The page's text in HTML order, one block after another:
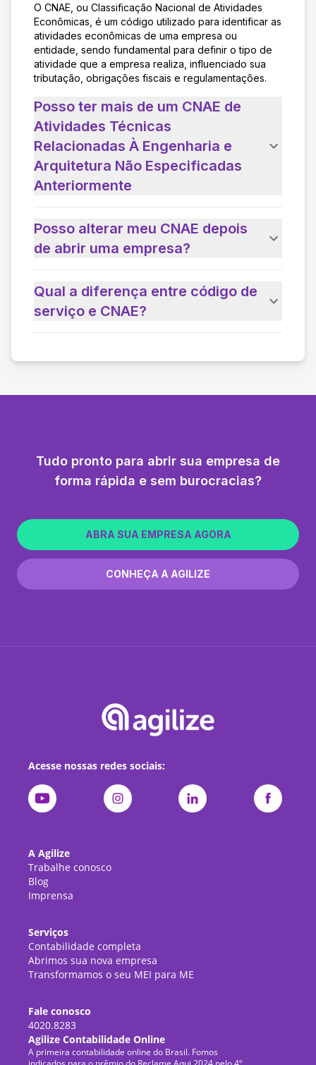
O CNAE, ou Classificação Nacional de Atividades
Econômicas, é um código utilizado para identificar as
atividades econômicas de uma empresa ou
entidade, sendo fundamental para definir o tipo de
atividade que a empresa realiza, influenciado sua
tributação, obrigações fiscais e regulamentações.
Posso ter mais de um CNAE de
Atividades Técnicas
Relacionadas À Engenharia e
Arquitetura Não Especificadas
Anteriormente
Posso alterar meu CNAE depois
de abrir uma empresa?
Qual a diferença entre código de
serviço e CNAE?
Tudo pronto para abrir sua empresa de
forma rápida e sem burocracias?
ABRA SUA EMPRESA AGORA
CONHEÇA A AGILIZE
Acesse nossas redes sociais:
A Agilize
Trabalhe conosco
Blog
Imprensa
Serviços
Contabilidade completa
Abrimos sua nova empresa
Transformamos o seu MEI para ME
Fale conosco
4020.8283
Agilize Contabilidade Online
A primeira contabilidade online do Brasil. Fomos